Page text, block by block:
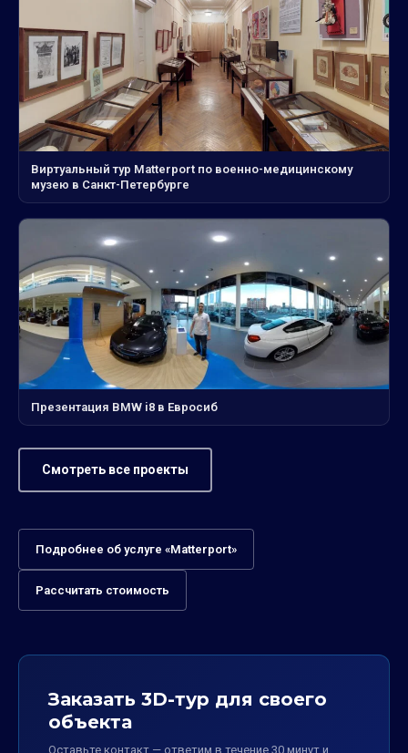
Виртуальный тур Matterport по военно-медицинскому
музею в Санкт-Петербурге
Презентация BMW i8 в Евросиб
Смотреть все проекты
Подробнее об услуге «Matterport»
Рассчитать стоимость
Заказать 3D-тур для своего
объекта
Оставьте контакт — ответим в течение 30 минут и